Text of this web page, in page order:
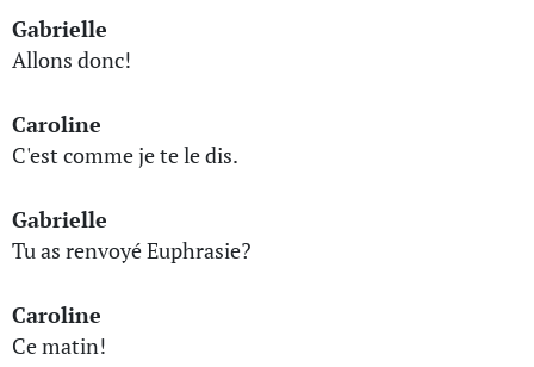
Gabrielle
Allons donc!
Caroline
C'est comme je te le dis.
Gabrielle
Tu as renvoyé Euphrasie?
Caroline
Ce matin!